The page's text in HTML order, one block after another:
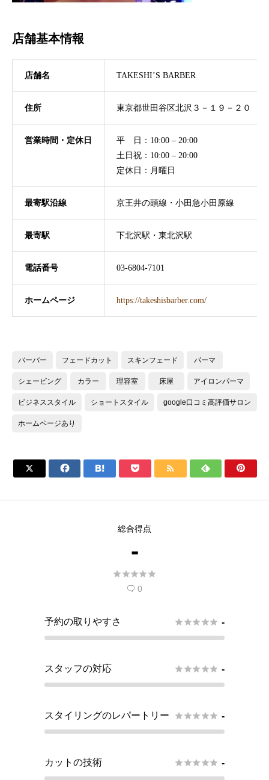
店舗基本情報
店舗名 TAKESHI’S BARBER
住所 東京都世田谷区北沢３－１９－２０
営業時間・定休日
平 日：10:00 – 20:00
土日祝：10:00 – 20:00
定休日：月曜日
最寄駅沿線 京王井の頭線・小田急小田原線
最寄駅 下北沢駅・東北沢駅
電話番号 03-6804-7101
ホームページ https://takeshisbarber.com/
バーバー フェードカット スキンフェード パーマ
シェービング カラー 理容室 床屋 アイロンパーマ
ビジネススタイル ショートスタイル google口コミ高評価サロン
ホームページあり
      
総合得点
-

 0
予約の取りやすさ  -
スタッフの対応  -
スタイリングのレパートリー  -
カットの技術  -